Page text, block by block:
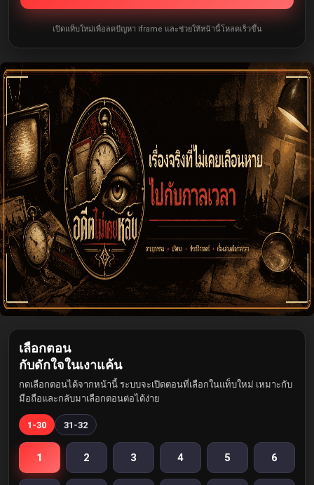
เปิดแท็บใหม่เพื่อลดปัญหา iframe และช่วยให้หน้านี้โหลดเร็วขึ้น
เลือกตอน
กับดักใจในเงาแค้น
กดเลือกตอนได้จากหน้านี้ ระบบจะเปิดตอนที่เลือกในแท็บใหม่ เหมาะกับ
มือถือและกลับมาเลือกตอนต่อได้ง่าย
1-30 31-32
1 2 3 4 5 6